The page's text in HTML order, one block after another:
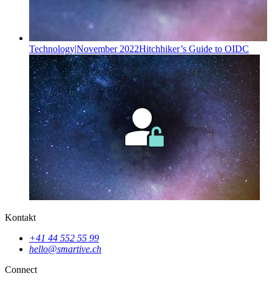
Technology|November 2022Hitchhiker’s Guide to OIDC
Kontakt
+41 44 552 55 99
hello@smartive.ch
Connect